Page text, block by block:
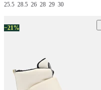
25.5 28.5 26 28 29 30
−21%